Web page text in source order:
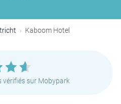
Kaboom Hotel
vérifiés sur Mobypark